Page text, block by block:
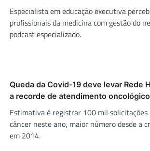
Especialista em educação executiva
profissionais da medicina com gestão do
podcast especializado.
Queda da Covid-19 deve levar Rede
a recorde de atendimento oncológico
Estimativa é registrar 100 mil
câncer neste ano, maior número desde a
em 2014.